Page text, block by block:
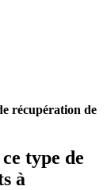
récupération de
type de
à